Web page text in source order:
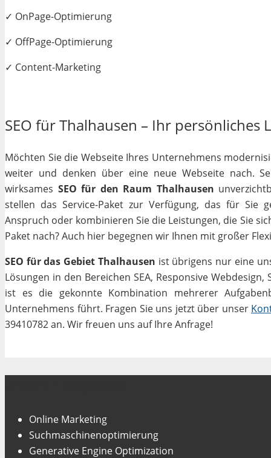
✓ OnPage-Optimierung
✓ OffPage-Optimierung
✓ Content-Marketing
SEO für Thalhausen – Ihr
Möchten Sie die Webseite Ihres Unternehmens
weiter und denken über eine neue Webseite nach.
wirksames SEO für den Raum Thalhausen
stellen das Service-Paket zur Verfügung, das für Sie
Anspruch oder kombinieren Sie die Leistungen, die Sie
Paket nach? Auch hier begegnen wir Ihnen mit großer
SEO für das Gebiet Thalhausen ist übrigens nur eine
Lösungen in den Bereichen SEA, Responsive
ist es die gekonnte Kombination mehrerer
Unternehmens führt. Fragen Sie uns jetzt über unser
39410782 an. Wir freuen uns auf Ihre Anfrage!
Online Marketing
Suchmaschinenoptimierung
Generative Engine Optimization